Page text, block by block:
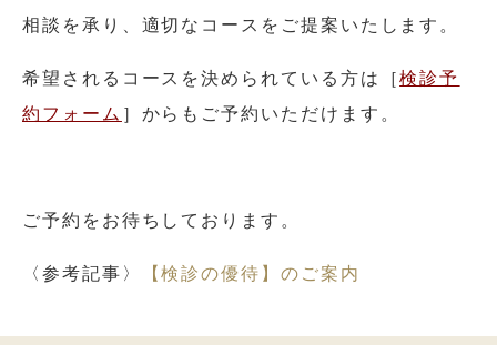
相談を承り、適切なコースをご提案いたします。
希望されるコースを決められている方は［検診予
約フォーム ］からもご予約いただけます。
ご予約をお待ちしております。
〈参考記事〉 【検診の優待】のご案内